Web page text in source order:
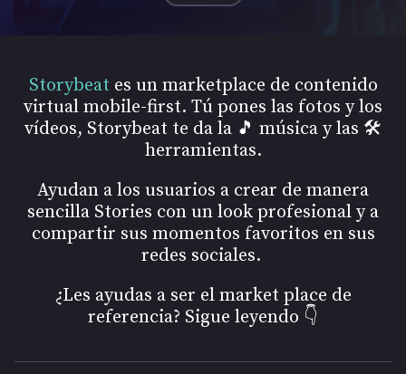
Storybeat es un marketplace de contenido
virtual mobile-first. Tú pones las fotos y los
vídeos, Storybeat te da la 🎵 música y las 🛠️
herramientas.
Ayudan a los usuarios a crear de manera
sencilla Stories con un look profesional y a
compartir sus momentos favoritos en sus
redes sociales.
¿Les ayudas a ser el market place de
referencia? Sigue leyendo 👇